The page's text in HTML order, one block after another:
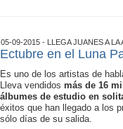
05-09-2015 - LLEGA JUANES A LA
Ectubre en el Luna
Es uno de los artistas de
Lleva vendidos más de 16
álbumes de estudio en
éxitos que han llegado a los
sólo días de su salida.